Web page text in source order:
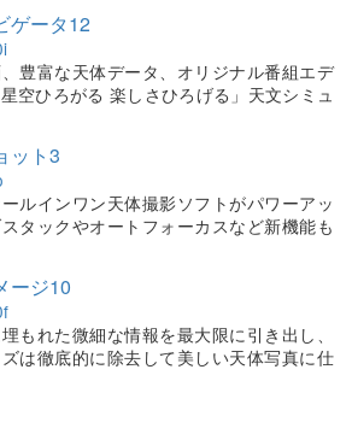
ゲータ12
豊富な天体データ、オリジナル番組エデ
空ひろがる 楽しさひろげる」天文シミュ
ット3
ルインワン天体撮影ソフトがパワーアッ
タックやオートフォーカスなど新機能も
ージ10
もれた微細な情報を最大限に引き出し、
は徹底的に除去して美しい天体写真に仕